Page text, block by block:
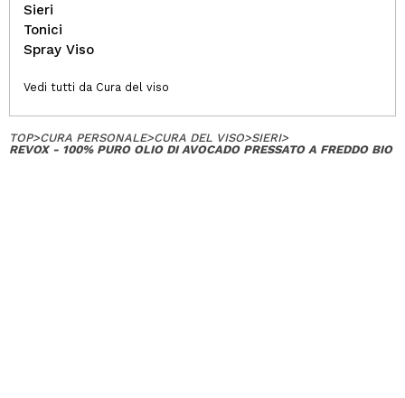
Sieri
Tonici
Spray Viso
Vedi tutti da Cura del viso
TOP>CURA PERSONALE>CURA DEL VISO>SIERI>
REVOX - 100% PURO OLIO DI AVOCADO PRESSATO A FREDDO BIO